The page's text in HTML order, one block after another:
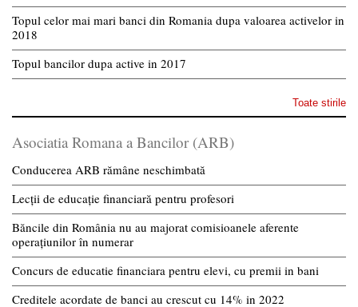
Topul celor mai mari banci din Romania dupa valoarea activelor in
2018
Topul bancilor dupa active in 2017
Toate stirile
Asociatia Romana a Bancilor (ARB)
Conducerea ARB rămâne neschimbată
Lecții de educație financiară pentru profesori
Băncile din România nu au majorat comisioanele aferente
operațiunilor în numerar
Concurs de educatie financiara pentru elevi, cu premii in bani
Creditele acordate de banci au crescut cu 14% in 2022